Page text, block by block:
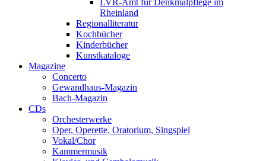
LVR-Amt für Denkmalpflege im
Rheinland
Regionalliteratur
Kochbücher
Kinderbücher
Kunstkataloge
Magazine
Concerto
Gewandhaus-Magazin
Bach-Magazin
CDs
Orchesterwerke
Oper, Operette, Oratorium, Singspiel
Vokal/Chor
Kammermusik